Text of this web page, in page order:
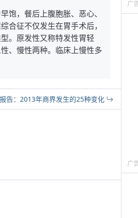
饱，餐后上腹胞胀、恶心、
合征不仅发生在胃手术后，
。原发性又称特发性胃轻
、慢性两种。临床上慢性多
告：2013年商界发生的25种变化
广
广